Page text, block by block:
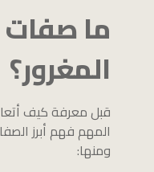
ما
المغرور؟
قبل معرفة كيف
المهم فهم أبرز
ومنها: